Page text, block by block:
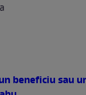
beneficiu sau